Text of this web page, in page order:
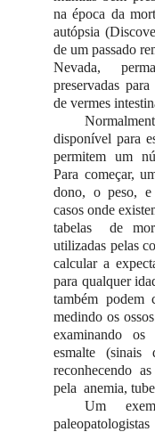
na época da
autópsia
de um passado
Nevada,
preservadas
de vermes
disponível para
permitem um
Para começar,
dono, o peso, e
casos onde
tabelas de
utilizadas pelas
calcular a
para qualquer
também podem
medindo os
examinando
esmalte
reconhecendo
pela anemia,
Um